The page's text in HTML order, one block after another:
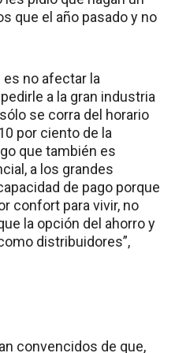
que el año pasado y no
no afectar la
a la gran industria
se corra del horario
por ciento de la
que también es
a los grandes
de pago porque
confort para vivir, no
la opción del ahorro y
distribuidores”,
convencidos de que,